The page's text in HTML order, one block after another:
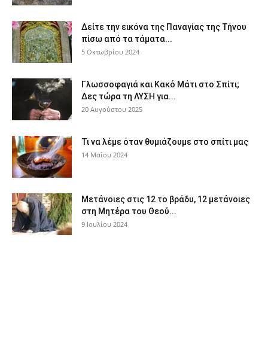
Δείτε την εικόνα της Παναγίας της Τήνου
πίσω από τα τάματα...
5 Οκτωβρίου 2024
Γλωσσοφαγιά και Κακό Μάτι στο Σπίτι;
Δες τώρα τη ΛΥΣΗ για...
20 Αυγούστου 2025
Τι να λέμε όταν θυμιάζουμε στο σπίτι μας
14 Μαΐου 2024
Μετάνοιες στις 12 το βράδυ, 12 μετάνοιες
στη Μητέρα του Θεού...
9 Ιουλίου 2024